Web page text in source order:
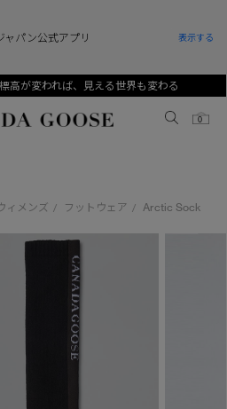
高が変われば、見える世界も変わる
Canada Goose
0
ション
ン
ン
月)
)
Generationsは、アウター
・再販を通じて、長く愛される製
ィメンズ / フットウェア / Arctic Sock
ャパン公式アプリ 表示する